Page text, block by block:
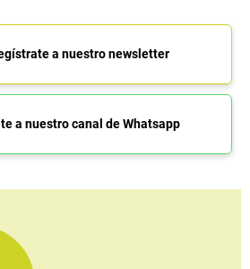
a nuestro newsletter
a nuestro canal de Whatsapp